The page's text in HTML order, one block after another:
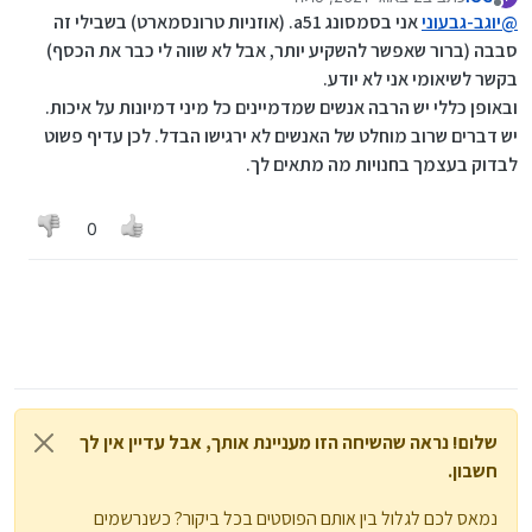
מנותק נערך לאחרונה על ידי
@יוגב-גבעוני
אני בסמסונג a51. (אוזניות טרונסמארט) בשבילי זה
סבבה (ברור שאפשר להשקיע יותר, אבל לא שווה לי כבר את הכסף)
בקשר לשיאומי אני לא יודע.
ובאופן כללי יש הרבה אנשים שמדמיינים כל מיני דמיונות על איכות.
יש דברים שרוב מוחלט של האנשים לא ירגישו הבדל. לכן עדיף פשוט
לבדוק בעצמך בחנויות מה מתאים לך.
0
שלום! נראה שהשיחה הזו מעניינת אותך, אבל עדיין אין לך
חשבון.
נמאס לכם לגלול בין אותם הפוסטים בכל ביקור? כשנרשמים